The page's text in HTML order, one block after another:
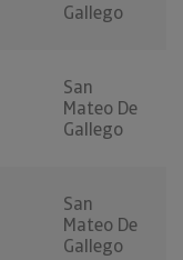
Gallego
San
Mateo De
Gallego
San
Mateo De
Gallego